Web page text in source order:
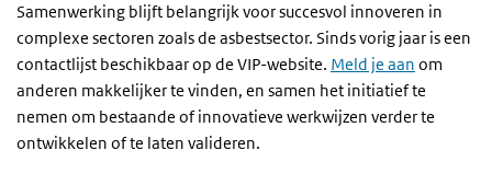
Samenwerking blijft belangrijk voor succesvol innoveren in
complexe sectoren zoals de asbestsector. Sinds vorig jaar is een
contactlijst beschikbaar op de VIP-website. Meld je aan om
anderen makkelijker te vinden, en samen het initiatief te
nemen om bestaande of innovatieve werkwijzen verder te
ontwikkelen of te laten valideren.